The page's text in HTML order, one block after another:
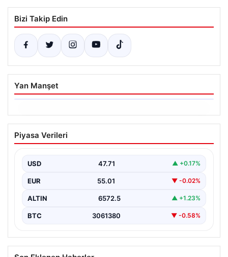
Bizi Takip Edin
Yan Manşet
Merkez Bankası Nisan Ayı Faiz Kararı Ne
Piyasa Verileri